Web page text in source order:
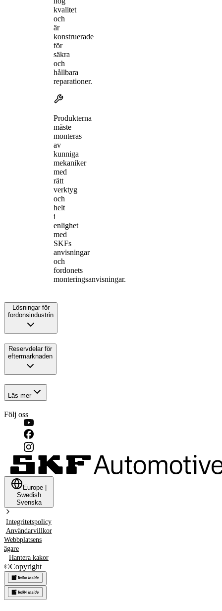
kvalitet
och
är
konstruerade
för
säkra
och
hållbara
reparationer.
Produkterna
måste
monteras
av
kunniga
mekaniker
med
rätt
verktyg
och
helt
i
enlighet
med
SKFs
anvisningar
och
fordonets
monteringsanvisningar.
Lösningar för
fordonsindustrin
Reservdelar för
eftermarknaden
Läs mer
Följ oss
Europe
Swedish
Svenska
Integritetspolicy
Användarvillkor
Webbplatsens
ägare
Hantera kakor
©Copyright